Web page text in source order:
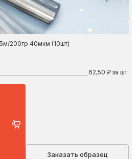
200гр 40мкм (10шт)
62,50 ₽ за шт.
Заказать образец